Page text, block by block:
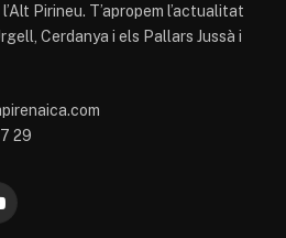
Pirineu. T’apropem l’actualitat
Cerdanya i els Pallars Jussà i
29